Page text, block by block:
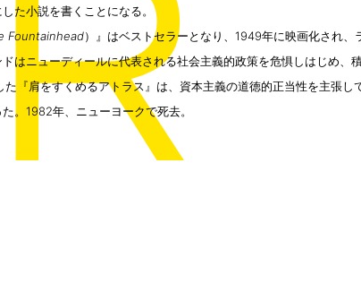
た小説を書くことになる。
Fountainhead）』はベストセラーとなり、1949年に映画化され
はニューディールに代表される社会主義的政策を危惧しはじめ、
『肩をすくめるアトラス』は、資本主義の道徳的正当性を主張し
。1982年、ニューヨークで死去。